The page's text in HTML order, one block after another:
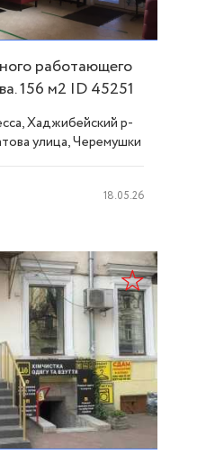
работающего
156 м2 ID 45251
Хаджибейский р-
улица, Черемушки
18.05.26